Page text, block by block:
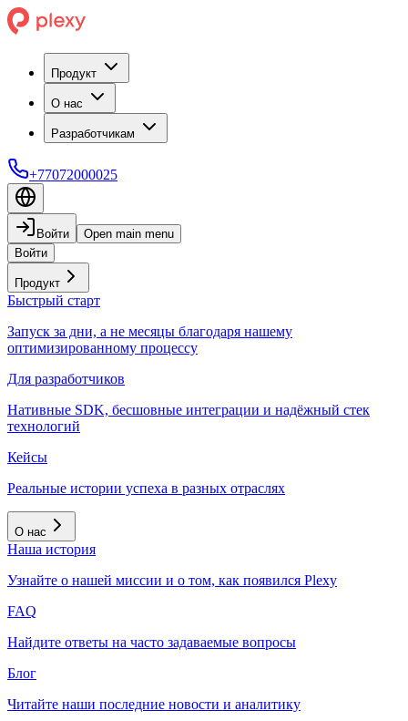
Продукт
О нас
Разработчикам
+77072000025
Войти
Open main menu
Войти
Продукт
Быстрый старт
Запуск за дни, а не месяцы благодаря нашему
оптимизированному процессу
Для разработчиков
Нативные SDK, бесшовные интеграции и надёжный стек
технологий
Кейсы
Реальные истории успеха в разных отраслях
О нас
Наша история
Узнайте о нашей миссии и о том, как появился Plexy
FAQ
Найдите ответы на часто задаваемые вопросы
Блог
Читайте наши последние новости и аналитику